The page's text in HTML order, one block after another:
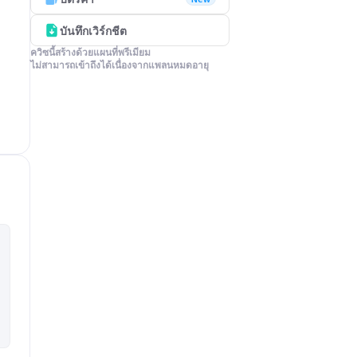
บันทึกเวิร์กชีต
ควิซนี้สร้างด้วยแผนที่พรีเมียม
ไม่สามารถเข้าถึงได้เนื่องจากแพลนหมดอายุ